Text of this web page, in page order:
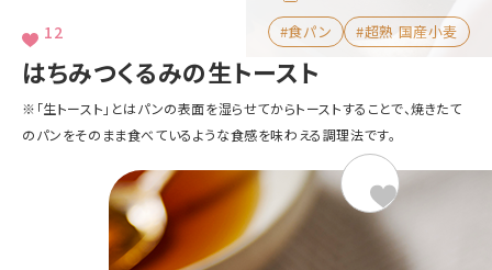
はちみつくるみの生トースト
※「生トースト」とはパンの表面を湿らせてからトーストすることで、焼きたて
のパンをそのまま食べているような食感を味わえる調理法です。
12 #食パン #超熟 国産小麦